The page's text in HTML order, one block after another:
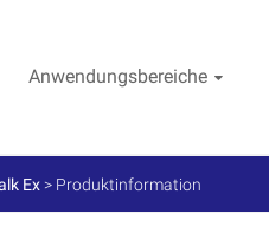
Anwendungsbereiche
Ex > Produktinformation